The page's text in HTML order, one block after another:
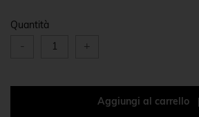
Quantità
- +
Aggiungi al carrello